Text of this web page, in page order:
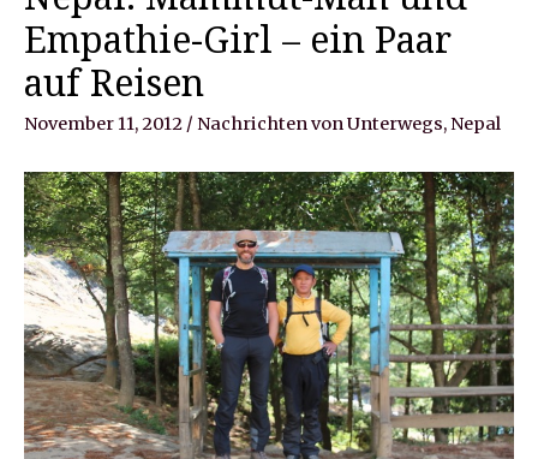
Empathie-Girl – ein Paar
auf Reisen
November 11, 2012 / Nachrichten von Unterwegs,Nepal